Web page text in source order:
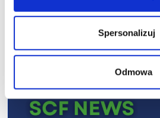
Spersonalizuj
Odmowa